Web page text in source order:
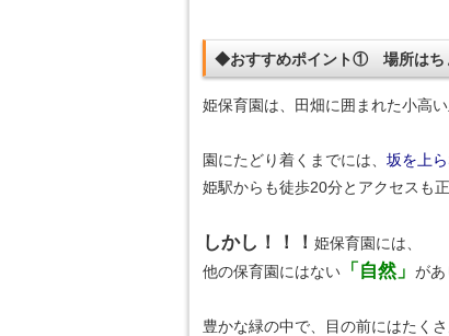
◆おすすめポイント① 場所はち
姫保育園は、田畑に囲まれた小高
園にたどり着くまでには、 坂を上
姫駅からも徒歩20分とアクセスも
しかし！！！ 姫保育園には、
他の保育園にはない 「自然」 があ
豊かな緑の中で、目の前にはたく